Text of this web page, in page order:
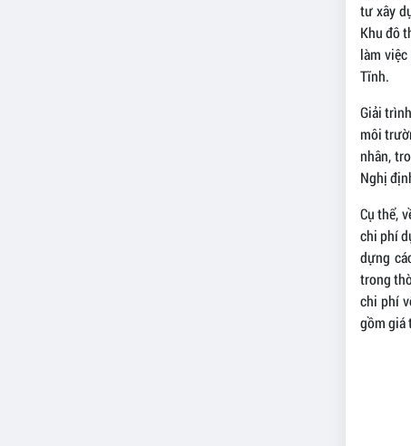
tư xây
Khu đô
làm
Tĩnh.
Giải
môi
nhân,
Nghị
Cụ thể,
chi phí
dựng
trong
chi phí
gồm giá